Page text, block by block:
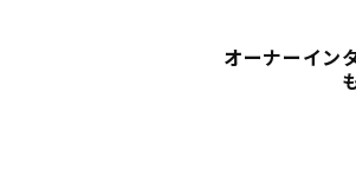
オーナーイン